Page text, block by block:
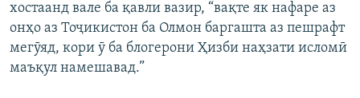
хостаанд вале ба қавли вазир, “вақте як нафаре аз
онҳо аз Тоҷикистон ба Олмон баргашта аз пешрафт
мегӯяд, кори ӯ ба блогерони Ҳизби наҳзати исломӣ
маъқул намешавад.”